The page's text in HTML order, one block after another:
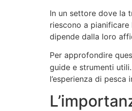
In un settore dove la
riescono a
dipende dalla loro
Per approfondire
guide e strumenti
l’esperienza di pesca